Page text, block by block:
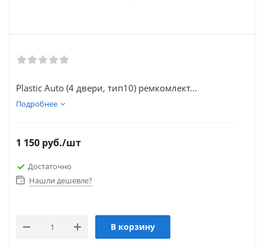
Plastic Auto (4 двери, тип10) ремкомлект...
Подробнее
1 150 руб./шт
Достаточно
Нашли дешевле?
В корзину